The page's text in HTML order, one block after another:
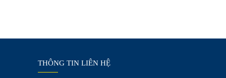
THÔNG TIN LIÊN HỆ